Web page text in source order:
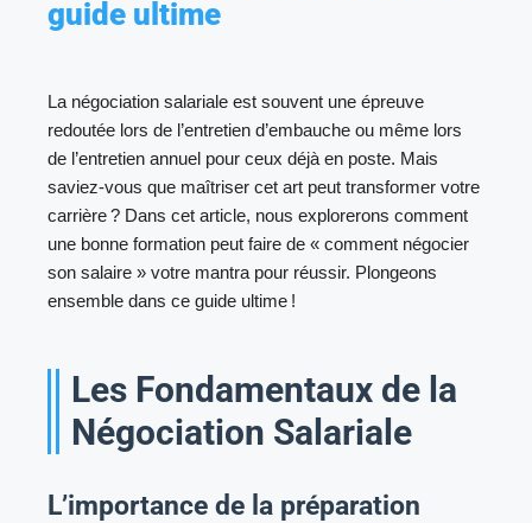
guide ultime
La négociation salariale est souvent une épreuve
redoutée lors de l’entretien d’embauche ou même lors
de l’entretien annuel pour ceux déjà en poste. Mais
saviez-vous que maîtriser cet art peut transformer votre
carrière ? Dans cet article, nous explorerons comment
une bonne formation peut faire de « comment négocier
son salaire » votre mantra pour réussir. Plongeons
ensemble dans ce guide ultime !
Les Fondamentaux de la
Négociation Salariale
L’importance de la préparation